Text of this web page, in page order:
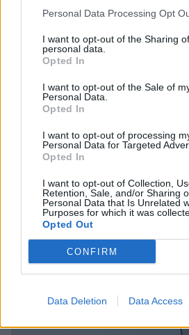
Personal Data Processing Opt
I want to opt-out of the Sharing
personal data.
Opted In
I want to opt-out of the Sale of
Personal Data.
Opted In
I want to opt-out of processing
Personal Data for Targeted
Opted In
I want to opt-out of Collection,
Retention, Sale, and/or Sharing
Personal Data that Is Unrelated
Purposes for which it was
Opted Out
CONFIRM
Data Deletion Data Access
ΠΕΡΙΣΣΟΤΕΡΑ
Συνεχής